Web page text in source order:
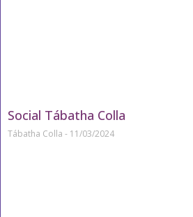
Social Tábatha Colla
Tábatha Colla 11/03/2024